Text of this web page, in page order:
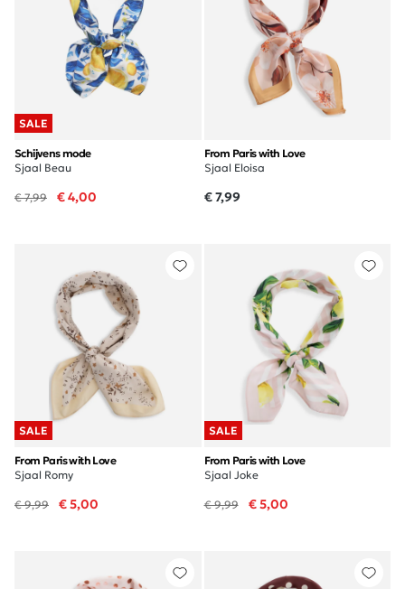
SALE
Schijvens mode
Sjaal Beau
€ 7,99 € 4,00
From Paris with Love
Sjaal Eloisa
€ 7,99
SALE
From Paris with Love
Sjaal Romy
€ 9,99 € 5,00
SALE
From Paris with Love
Sjaal Joke
€ 9,99 € 5,00